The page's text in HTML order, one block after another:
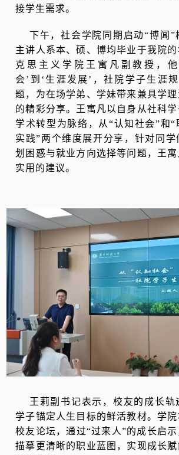
接学生需求。
下午，社会学院同期启动“博闻”
主讲人系本、硕、博均毕业于我院
克思主义学院王寓凡副教授，
会’到‘生涯发展’，社院学子生涯
题，为在场学弟、学妹带来兼具学
的精彩分享。 王寓凡以自身从社科
学术转型为脉络，从“认知社会”和
实践”两个维度展开分享，针对同
划困惑与就业方向选择等问题，王
实用的建议。
王莉副书记表示，校友的成长轨
学子锚定人生目标的鲜活教材。 学
校友论坛，通过“过来人”的成长启
描摹更清晰的职业蓝图，实现成长